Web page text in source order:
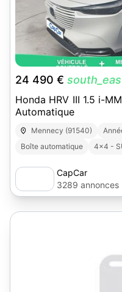
24 490 €
Honda HRV III 1.5 i-
Automatique
Mennecy (91540)
Boîte automatique
4x4 -
CapCar
3289 annonces